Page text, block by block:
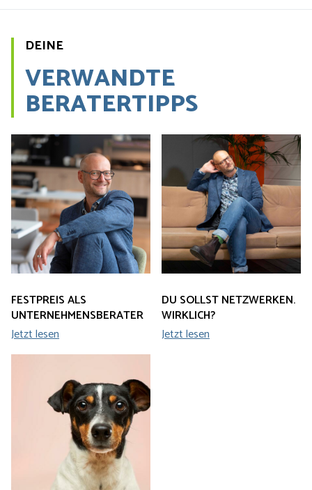
DEINE
VERWANDTE
BERATERTIPPS
FESTPREIS ALS
UNTERNEHMENSBERATER
Jetzt lesen
DU SOLLST NETZWERKEN.
WIRKLICH?
Jetzt lesen